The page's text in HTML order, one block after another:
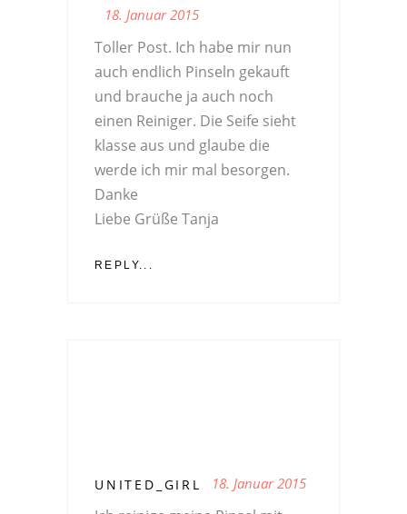
18. Januar 2015
Toller Post. Ich habe mir nun
auch endlich Pinseln gekauft
und brauche ja auch noch
einen Reiniger. Die Seife sieht
klasse aus und glaube die
werde ich mir mal besorgen.
Danke
Liebe Grüße Tanja
REPLY...
UNITED_GIRL 18. Januar 2015